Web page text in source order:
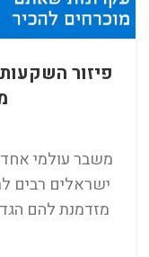
פיזור
משבר עולמי אחד
ישראלים רבים
מזדמנת להם